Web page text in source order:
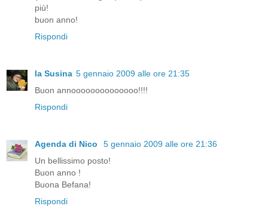
più!
buon anno!
Rispondi
la Susina 5 gennaio 2009 alle ore 21:35
Buon annoooooooooooooo!!!!
Rispondi
Agenda di Nico
5 gennaio 2009 alle ore 21:36
Un bellissimo posto!
Buon anno !
Buona Befana!
Rispondi